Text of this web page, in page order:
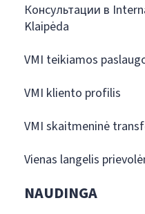
Консультации в
Klaipėda
VMI teikiamos
VMI kliento profilis
VMI skaitmeninė
Vienas langelis
NAUDINGA